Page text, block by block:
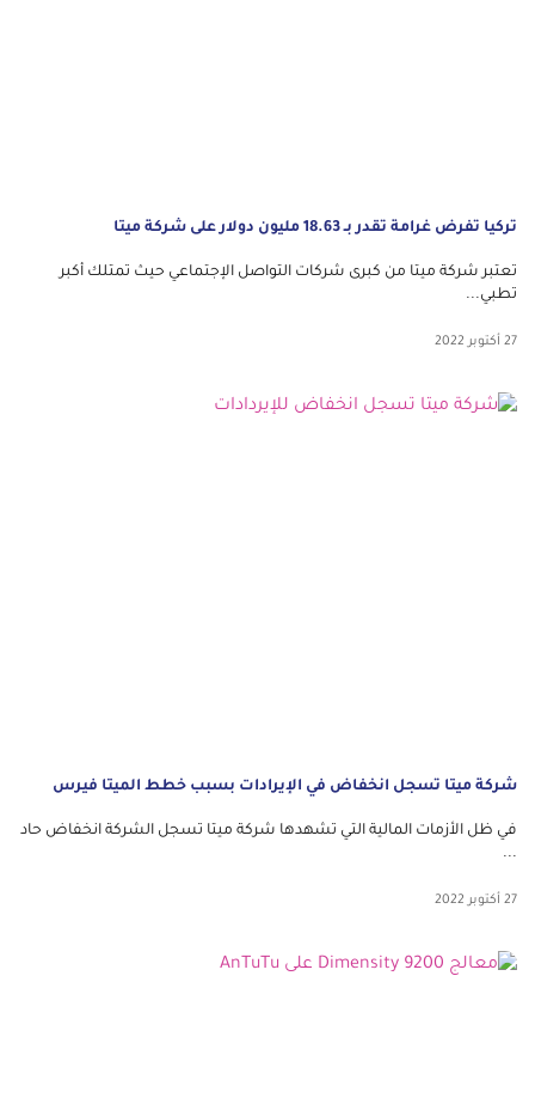
تركيا تفرض غرامة تقدر بـ 18.63 مليون دولار على شركة ميتا
تعتبر شركة ميتا من كبرى شركات التواصل الإجتماعي حيث تمتلك أكبر
تطبي...
27 أكتوبر 2022
شركة ميتا تسجل انخفاض في الإيرادات بسبب خطط الميتا فيرس
في ظل الأزمات المالية التي تشهدها شركة ميتا تسجل الشركة انخفاض حاد
...
27 أكتوبر 2022